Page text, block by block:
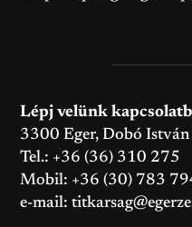
Lépj velünk
3300 Eger, Dobó
Tel.: +36 (36) 310 275
Mobil: +36 (30) 783
e-mail: